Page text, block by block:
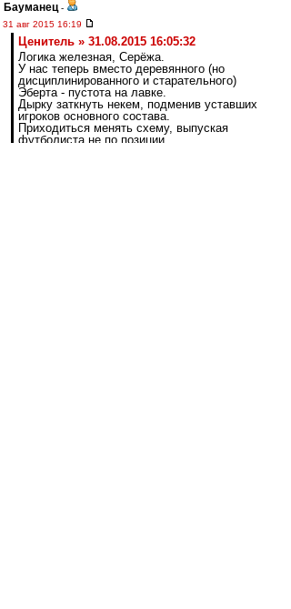
Бауманец -
31 авг 2015 16:19
Ценитель » 31.08.2015 16:05:32
Логика железная, Серёжа.
У нас теперь вместо деревянного (но
дисциплинированного и старательного)
Эберта - пустота на лавке.
Дырку заткнуть некем, подменив уставших
игроков основного состава.
Приходиться менять схему, выпуская
футболиста не по позиции.